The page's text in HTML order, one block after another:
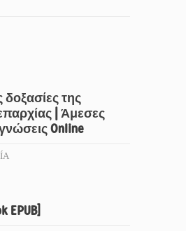
δοξασίες της
| Άμεσες
Online
EPUB]